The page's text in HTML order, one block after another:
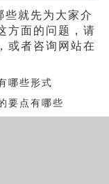
就先为大家介
方面的问题，请
或者咨询网站在
哪些形式
要点有哪些